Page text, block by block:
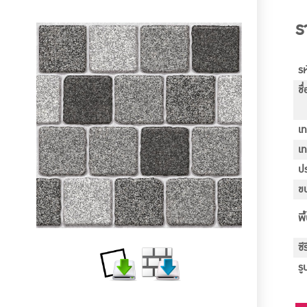
ร
ชื่
เ
เ
ป
ข
พื้
ซี
รู